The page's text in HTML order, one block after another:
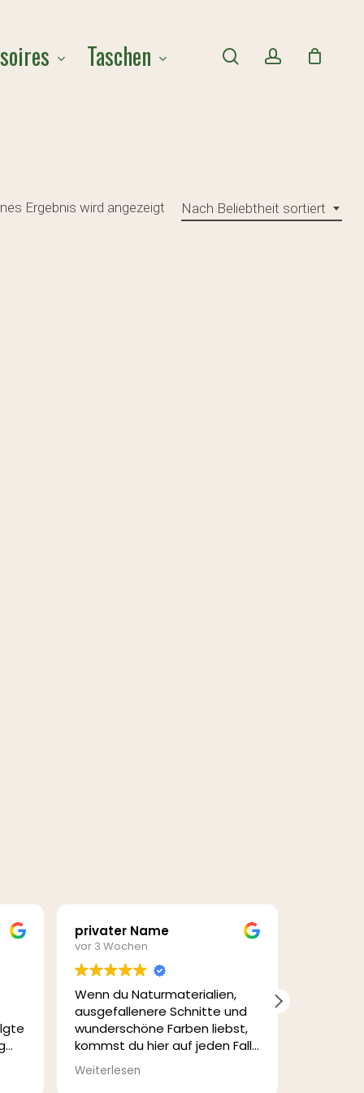
Taschen searchaccount
Cart
sich keine Produkte im Warenkorb.
GO TO SHOP
Nach Beliebtheit sortiert
Ergebnis wird angezeigt
privater Name
vor 3 Wochen
Wenn du Naturmaterialien,
ausgefallenere Schnitte und
wunderschöne Farben liebst,
kommst du hier auf jeden Fall
auf deine Kosten!🧡 Die
Kleidung ist wirklich wundervoll,
Weiterlesen